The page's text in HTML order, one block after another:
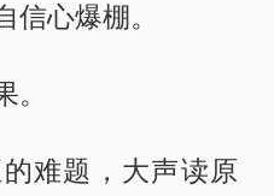
信心爆棚。
难题，大声读原